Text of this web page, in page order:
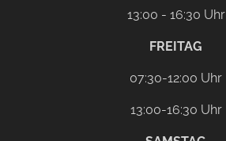
13:00 - 16:30 Uhr
FREITAG
07:30-12:00 Uhr
13:00-16:30 Uhr